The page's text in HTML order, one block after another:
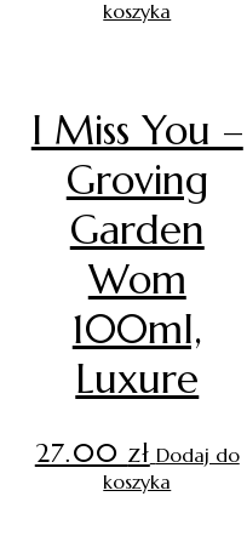
koszyka
I Miss You –
Groving
Garden
Wom
100ml,
Luxure
27.00 zł Dodaj do
koszyka